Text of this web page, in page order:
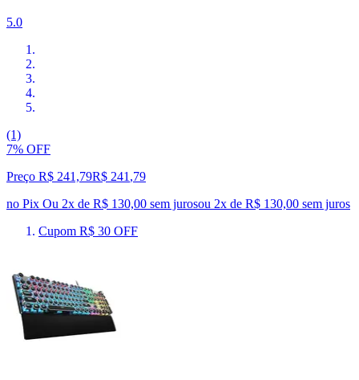
5.0
(1)
7% OFF
Preço R$ 241,79R$ 241 ,79
no Pix Ou 2x de R$ 130,00 sem jurosou 2x de R$ 130,00 sem juros
Cupom R$ 30 OFF